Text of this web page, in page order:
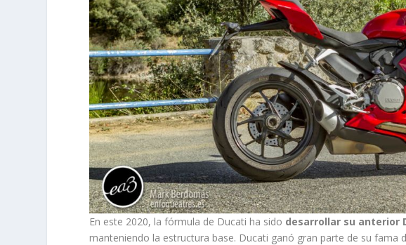
En este 2020, la fórmula de Ducati ha sido desarrollar su anterior
manteniendo la estructura base. Ducati ganó gran parte de su fama